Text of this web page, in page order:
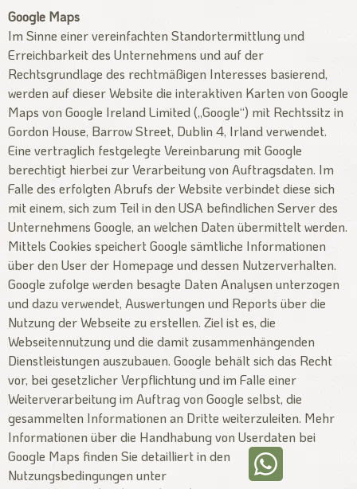
Google Maps
Im Sinne einer vereinfachten Standortermittlung und
Erreichbarkeit des Unternehmens und auf der
Rechtsgrundlage des rechtmäßigen Interesses basierend,
werden auf dieser Website die interaktiven Karten von Google
Maps von Google Ireland Limited („Google“) mit Rechtssitz in
Gordon House, Barrow Street, Dublin 4, Irland verwendet.
Eine vertraglich festgelegte Vereinbarung mit Google
berechtigt hierbei zur Verarbeitung von Auftragsdaten. Im
Falle des erfolgten Abrufs der Website verbindet diese sich
mit einem, sich zum Teil in den USA befindlichen Server des
Unternehmens Google, an welchen Daten übermittelt werden.
Mittels Cookies speichert Google sämtliche Informationen
über den User der Homepage und dessen Nutzerverhalten.
Google zufolge werden besagte Daten Analysen unterzogen
und dazu verwendet, Auswertungen und Reports über die
Nutzung der Webseite zu erstellen. Ziel ist es, die
Webseitennutzung und die damit zusammenhängenden
Dienstleistungen auszubauen. Google behält sich das Recht
vor, bei gesetzlicher Verpflichtung und im Falle einer
Weiterverarbeitung im Auftrag von Google selbst, die
gesammelten Informationen an Dritte weiterzuleiten. Mehr
Informationen über die Handhabung von Userdaten bei
Google Maps finden Sie detailliert in den
Nutzungsbedingungen unter